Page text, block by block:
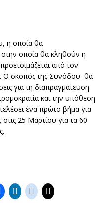
η οποία θα
στην οποία θα κληθούν η
από τον
Ο σκοπός της Συνόδου θα
για τη διαπραγμάτευση
και την υπόθεση
ένα πρώτο βήμα για
25 Μαρτίου για τα 60